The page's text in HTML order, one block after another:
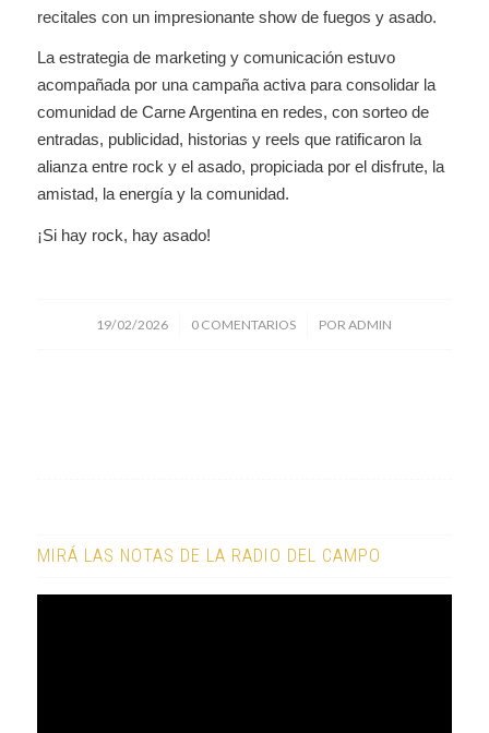
recitales con un impresionante show de fuegos y asado.
La estrategia de marketing y comunicación estuvo
acompañada por una campaña activa para consolidar la
comunidad de Carne Argentina en redes, con sorteo de
entradas, publicidad, historias y reels que ratificaron la
alianza entre rock y el asado, propiciada por el disfrute, la
amistad, la energía y la comunidad.
¡Si hay rock, hay asado!
19/02/2026
/ 0 COMENTARIOS
/ PORADMIN
MIRÁ LAS NOTAS DE LA RADIO DEL CAMPO